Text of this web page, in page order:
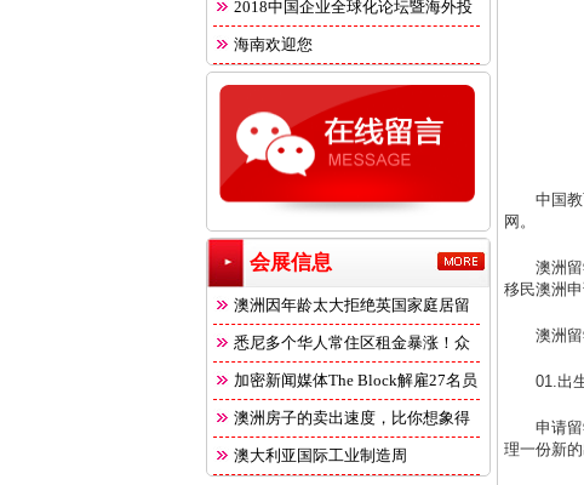
2018中国企业全球化论坛暨海外投
海南欢迎您
会展信息
澳洲因年龄太大拒绝英国家庭居留
悉尼多个华人常住区租金暴涨！众
多 加密新闻媒体The Block解雇27名员
澳洲房子的卖出速度，比你想象得
快 澳大利亚国际工业制造周
中国
网。
澳洲
移民澳洲
澳洲
01.出
申请
理一份新的